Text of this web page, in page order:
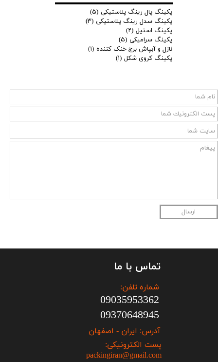
ارسال
پکینگ پال رینگ پلاستیکی (۵)
پکینگ سدل رینگ پلاستیکی (۳)
پکینگ استیل (۲)
پکینگ سرامیکی (۵)
نازل و آبپاش برج خنک کننده (۱)
پکینگ کروی شکل (۱)
تماس با ما
شماره تلفن:
09035953362
09370648945
آدرس: ایران - اصفهان
پست الکترونیکی:
packingiran@gmail.com